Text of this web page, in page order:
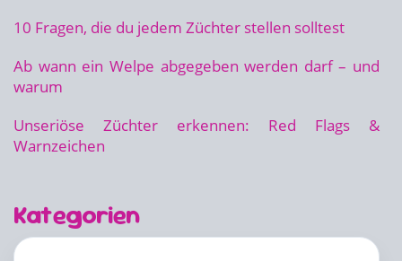
10 Fragen, die du jedem Züchter stellen solltest
Ab wann ein Welpe abgegeben werden darf – und
warum
Unseriöse Züchter erkennen: Red Flags &
Warnzeichen
Kategorien